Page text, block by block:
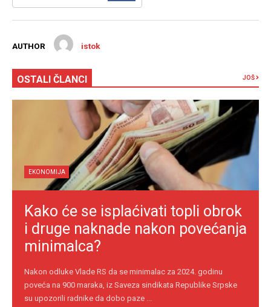
AUTHOR istok
OSTALI ČLANCI JOŠ
EKONOMIJA
Kako će se isplaćivati topli obrok
i druge naknade nakon povećanja
minimalca?
Nakon odluke Vlade RS da se minimalac za 2024. godinu
poveća na 900 maraka, iz Saveza sindikata Republike Srpske
su upozorili radnike da dobo paze ...